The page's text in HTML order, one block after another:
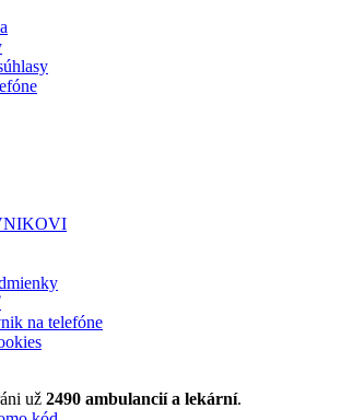
na telefóne
už 2490 ambulancií a lekární.